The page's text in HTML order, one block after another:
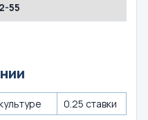
55
0.25 ставки